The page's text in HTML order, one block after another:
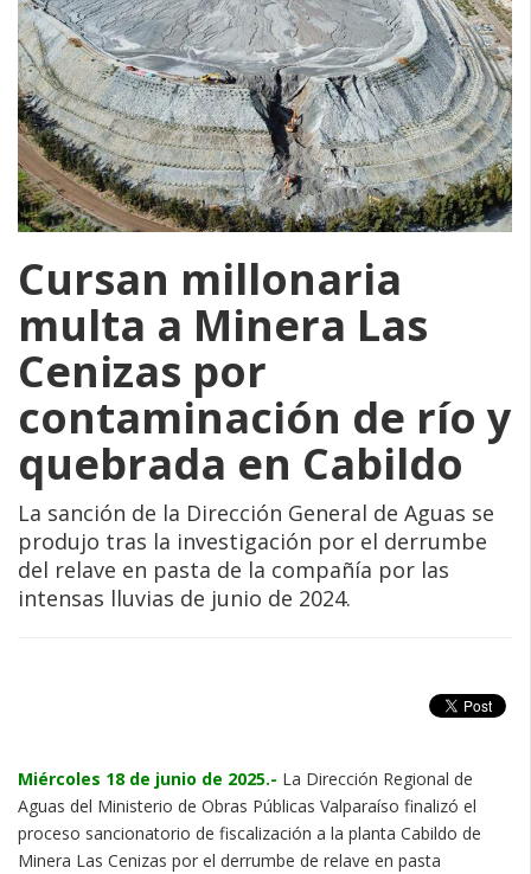
Cursan millonaria
multa a Minera Las
Cenizas por
contaminación de río y
quebrada en Cabildo
La sanción de la Dirección General de Aguas se
produjo tras la investigación por el derrumbe
del relave en pasta de la compañía por las
intensas lluvias de junio de 2024.
Miércoles 18 de junio de 2025.- La Dirección Regional de
Aguas del Ministerio de Obras Públicas Valparaíso finalizó el
proceso sancionatorio de fiscalización a la planta Cabildo de
Minera Las Cenizas por el derrumbe de relave en pasta